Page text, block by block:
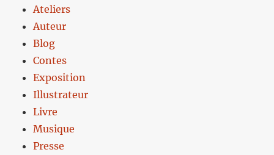
Ateliers
Auteur
Blog
Contes
Exposition
Illustrateur
Livre
Musique
Presse